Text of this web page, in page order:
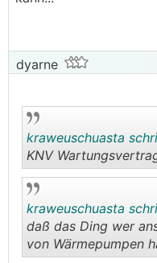
dyarne
kraweuschuasta
KNV
kraweuschuasta
daß das Ding wer
von Wärmepumpen